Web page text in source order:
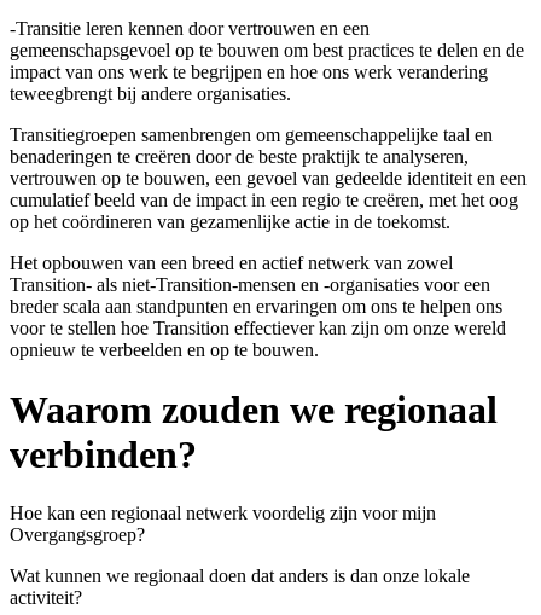
-Transitie leren kennen door vertrouwen en een
gemeenschapsgevoel op te bouwen om best practices te delen en de
impact van ons werk te begrijpen en hoe ons werk verandering
teweegbrengt bij andere organisaties.
Transitiegroepen samenbrengen om gemeenschappelijke taal en
benaderingen te creëren door de beste praktijk te analyseren,
vertrouwen op te bouwen, een gevoel van gedeelde identiteit en een
cumulatief beeld van de impact in een regio te creëren, met het oog
op het coördineren van gezamenlijke actie in de toekomst.
Het opbouwen van een breed en actief netwerk van zowel
Transition- als niet-Transition-mensen en -organisaties voor een
breder scala aan standpunten en ervaringen om ons te helpen ons
voor te stellen hoe Transition effectiever kan zijn om onze wereld
opnieuw te verbeelden en op te bouwen.
Waarom zouden we regionaal
verbinden?
Hoe kan een regionaal netwerk voordelig zijn voor mijn
Overgangsgroep?
Wat kunnen we regionaal doen dat anders is dan onze lokale
activiteit?